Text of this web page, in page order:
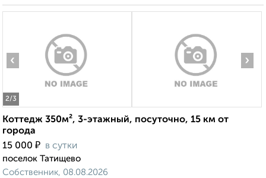
2/3
‹ ›
Коттедж 350м², 3-этажный, посуточно, 15 км от
города
15 000 ₽ в сутки
поселок Татищево
Собственник, 08.08.2026